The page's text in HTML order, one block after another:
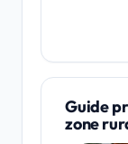
Guide
zone